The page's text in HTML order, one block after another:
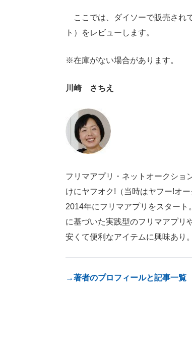
ここでは、ダイソーで販売され
ト）をレビューします。
※在庫がない場合があります。
川崎 さちえ
フリマアプリ・ネットオークショ
けにヤフオク!（当時はヤフー!オ
2014年にフリマアプリをスター
に基づいた実践型のフリマアプリ
安くて便利なアイテムに興味あり
→著者のプロフィールと記事一覧